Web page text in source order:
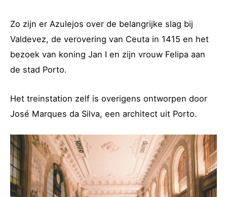
Zo zijn er Azulejos over de belangrijke slag bij
Valdevez, de verovering van Ceuta in 1415 en het
bezoek van koning Jan I en zijn vrouw Felipa aan
de stad Porto.
Het treinstation zelf is overigens ontworpen door
José Marques da Silva, een architect uit Porto.